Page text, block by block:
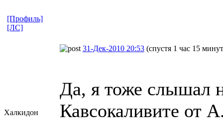
[Профиль]
[ЛС]
Халкидон
31-Дек-2010 20:53 (спустя 1 час 15
Да, я тоже слышал
Кавсокаливите от